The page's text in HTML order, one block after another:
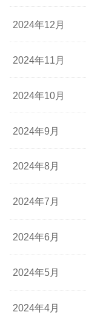
2024年12月
2024年11月
2024年10月
2024年9月
2024年8月
2024年7月
2024年6月
2024年5月
2024年4月